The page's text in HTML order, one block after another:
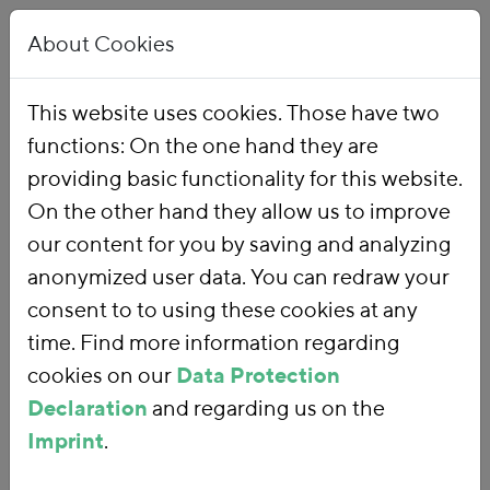
Our Work Topics Environmental Financial Reform
Environmental
Financial Reform
With an environmental financial
reform
About Cookies
This website uses cookies. Those have two
functions: On the one hand they are
providing basic functionality for this website.
On the other hand they allow us to improve
our content for you by saving and analyzing
anonymized user data. You can redraw your
consent to to using these cookies at any
time. Find more information regarding
cookies on our Data Protection
Declaration and regarding us on the
Imprint.